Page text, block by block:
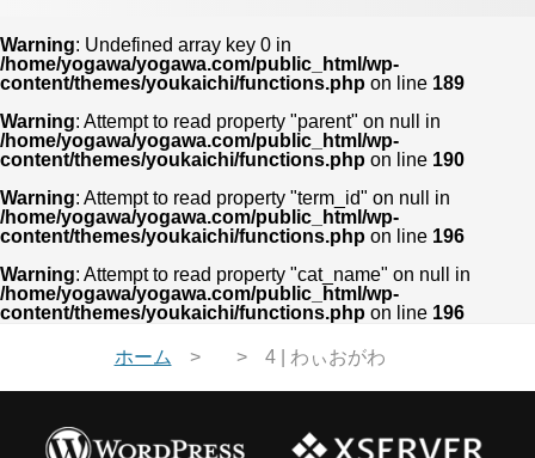
Warning: Undefined array key 0 in
/home/yogawa/yogawa.com/public_html/wp-
content/themes/youkaichi/functions.php on line 189
Warning: Attempt to read property "parent" on null in
/home/yogawa/yogawa.com/public_html/wp-
content/themes/youkaichi/functions.php on line 190
Warning: Attempt to read property "term_id" on null in
/home/yogawa/yogawa.com/public_html/wp-
content/themes/youkaichi/functions.php on line 196
Warning: Attempt to read property "cat_name" on null in
/home/yogawa/yogawa.com/public_html/wp-
content/themes/youkaichi/functions.php on line 196
ホーム 4 | わぃおがわ